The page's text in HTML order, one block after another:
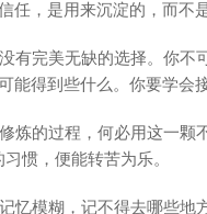
任，是用来沉淀的，而不
有完美无缺的选择。你
能得到些什么。你要学会
炼的过程，何必用这一颗
惯，便能转苦为乐。
忆模糊，记不得去哪些